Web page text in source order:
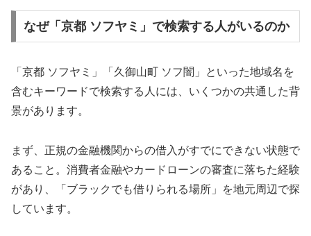
なぜ「京都 ソフヤミ」で検索する人がいるのか
「京都 ソフヤミ」「久御山町 ソフ闇」といった地域名を
含むキーワードで検索する人には、いくつかの共通した背
景があります。
まず、正規の金融機関からの借入がすでにできない状態で
あること。消費者金融やカードローンの審査に落ちた経験
があり、「ブラックでも借りられる場所」を地元周辺で探
しています。